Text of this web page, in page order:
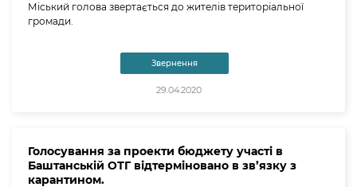
Міський голова звертається до жителів територіальної
громади.
Звернення
29.04.2020
Голосування за проекти бюджету участі в
Баштанській ОТГ відтерміновано в зв’язку з
карантином.